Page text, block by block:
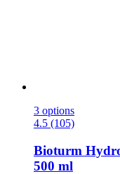
3 options
4.5 (105)
Bioturm
500 ml